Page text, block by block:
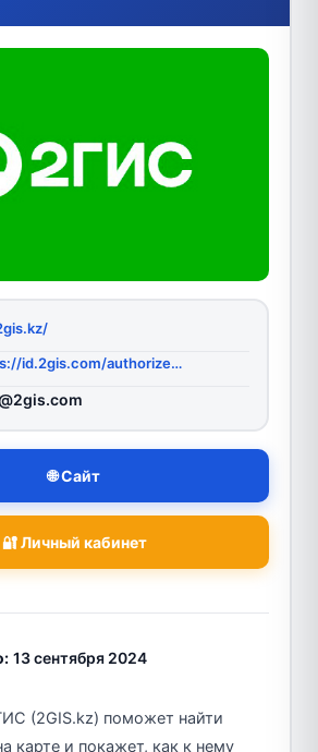
https://id.2gis.com/authorize?client_id=VDEDqs4X9Rn2cz3FbBqFnFmhVdn76fN8&redirect_uri=https%3A%2F%2Fme.2gis.ru%2F_%2Fauth%2Fcode&response_type=code&code_challenge=15Ml2BJDQvjWRUenHabdc98P25AGghwCtkpYWuZzlw8&code_challenge_method=S256&nonce=bcb587b2-51d5-4d6c-995c-e9b39abb860c&state=MGFiM2YwMzQtODNmNS00YWRlLTgyZjctYTcwY2Y2MDAxYWMyJmh0dHBzOi8vMmdpcy5reg%3D%3D&locale=ru-KZ&country=kz
🌐 Сайт
🔐 Личный кабинет
13 сентября 2024
(2GIS.kz) поможет найти
карте и покажет, как к нему